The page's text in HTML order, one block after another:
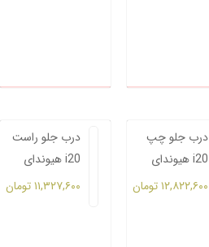
درب جلو چپ
هیوندای i20
۱۲,۸۲۲,۶۰۰تومان
درب جلو راست
هیوندای i20
۱۱,۳۲۷,۶۰۰تومان